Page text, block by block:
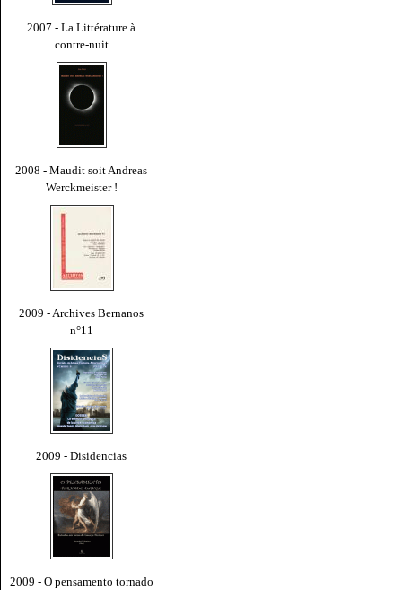
2007 - La Littérature à
contre-nuit
2008 - Maudit soit Andreas
Werckmeister !
2009 - Archives Bernanos
n°11
2009 - Disidencias
2009 - O pensamento tornado